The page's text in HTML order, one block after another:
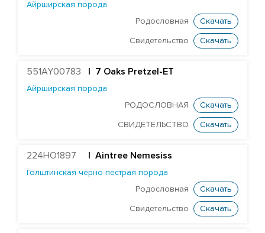
Британская голубая порода
Голштинская красно-пестрая порода
Голштинская черно-пестрая порода
HighHopes Dr Pepper ET
Айрширская порода
Родословная
Скачать
Свидетельство Скачать
551AY00783 | 7 Oaks Pretzel-ET
Айрширская порода
РОДОСЛОВНАЯ
Скачать
СВИДЕТЕЛЬСТВО Скачать
224HO1897 Aintree Nemesiss
Голштинская черно-пестрая порода
Родословная
Скачать
Свидетельство Скачать